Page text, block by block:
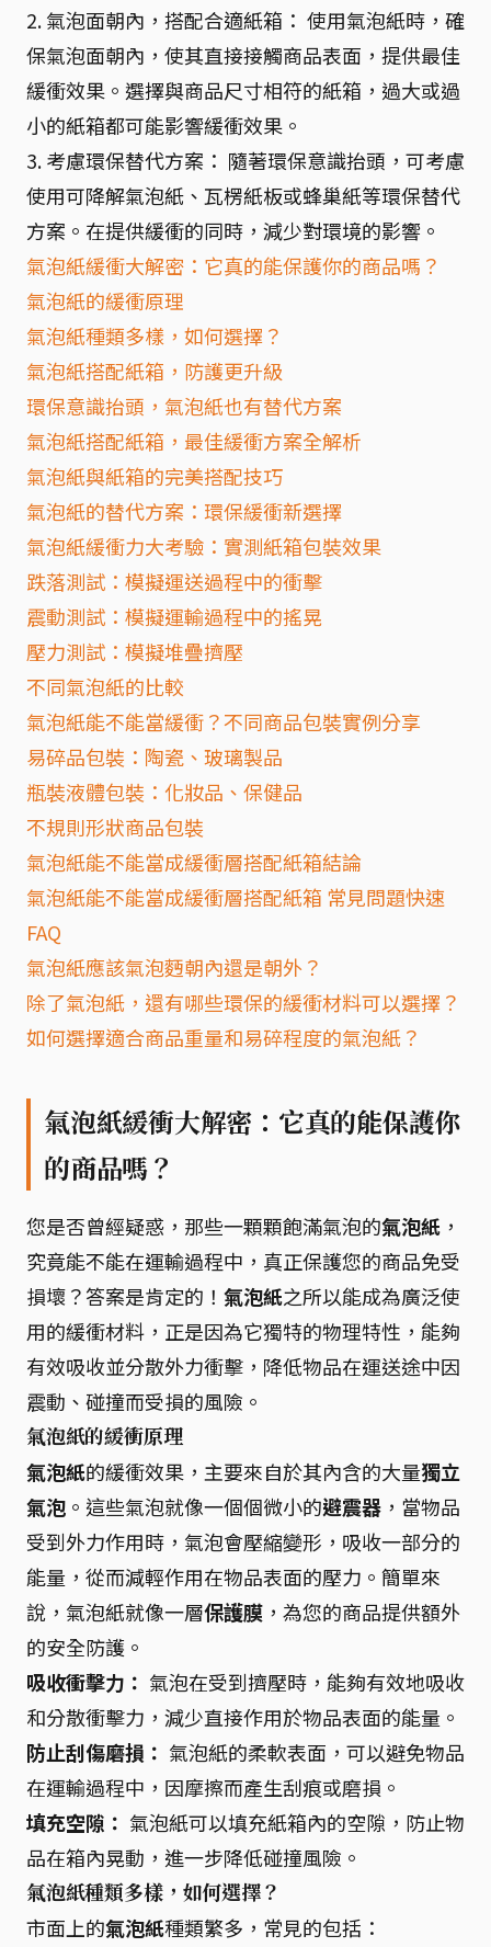
2. 氣泡面朝內，搭配合適紙箱： 使用氣泡紙時，確
保氣泡面朝內，使其直接接觸商品表面，提供最佳
緩衝效果。選擇與商品尺寸相符的紙箱，過大或過
小的紙箱都可能影響緩衝效果。
3. 考慮環保替代方案： 隨著環保意識抬頭，可考慮
使用可降解氣泡紙、瓦楞紙板或蜂巢紙等環保替代
方案。在提供緩衝的同時，減少對環境的影響。
氣泡紙緩衝大解密：它真的能保護你的商品嗎？
氣泡紙的緩衝原理
氣泡紙種類多樣，如何選擇？
氣泡紙搭配紙箱，防護更升級
環保意識抬頭，氣泡紙也有替代方案
氣泡紙搭配紙箱，最佳緩衝方案全解析
氣泡紙與紙箱的完美搭配技巧
氣泡紙的替代方案：環保緩衝新選擇
氣泡紙緩衝力大考驗：實測紙箱包裝效果
跌落測試：模擬運送過程中的衝擊
震動測試：模擬運輸過程中的搖晃
壓力測試：模擬堆疊擠壓
不同氣泡紙的比較
氣泡紙能不能當緩衝？不同商品包裝實例分享
易碎品包裝：陶瓷、玻璃製品
瓶裝液體包裝：化妝品、保健品
不規則形狀商品包裝
氣泡紙能不能當成緩衝層搭配紙箱結論
氣泡紙能不能當成緩衝層搭配紙箱 常見問題快速
FAQ
氣泡紙應該氣泡麪朝內還是朝外？
除了氣泡紙，還有哪些環保的緩衝材料可以選擇？
如何選擇適合商品重量和易碎程度的氣泡紙？
氣泡紙緩衝大解密：它真的能保護你
的商品嗎？
您是否曾經疑惑，那些一顆顆飽滿氣泡的氣泡紙 ，
究竟能不能在運輸過程中，真正保護您的商品免受
損壞？答案是肯定的！ 氣泡紙之所以能成為廣泛使
用的緩衝材料，正是因為它獨特的物理特性，能夠
有效吸收並分散外力衝擊，降低物品在運送途中因
震動、碰撞而受損的風險。
氣泡紙的緩衝原理
氣泡紙的緩衝效果，主要來自於其內含的大量獨立
氣泡 。這些氣泡就像一個個微小的避震器 ，當物品
受到外力作用時，氣泡會壓縮變形，吸收一部分的
能量，從而減輕作用在物品表面的壓力。簡單來
說，氣泡紙就像一層保護膜 ，為您的商品提供額外
的安全防護。
吸收衝擊力： 氣泡在受到擠壓時，能夠有效地吸收
和分散衝擊力，減少直接作用於物品表面的能量。
防止刮傷磨損： 氣泡紙的柔軟表面，可以避免物品
在運輸過程中，因摩擦而產生刮痕或磨損。
填充空隙： 氣泡紙可以填充紙箱內的空隙，防止物
品在箱內晃動，進一步降低碰撞風險。
氣泡紙種類多樣，如何選擇？
市面上的氣泡紙種類繁多，常見的包括：